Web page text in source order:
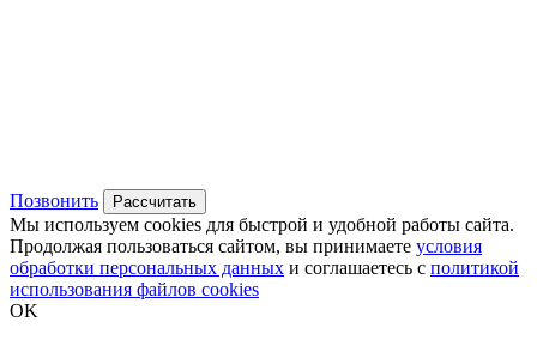
Позвонить Рассчитать
Мы используем cookies для быстрой и удобной работы сайта.
Продолжая пользоваться сайтом, вы принимаете условия
обработки персональных данных и соглашаетесь с политикой
использования файлов cookies
OK